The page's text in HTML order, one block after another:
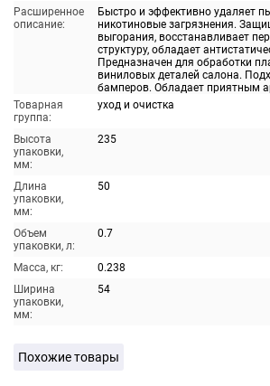
Расширенное
описание:
Быстро и эффективно удаляет
никотиновые загрязнения.
выгорания, восстанавливает
структуру, обладает
Предназначен для обработки
виниловых деталей салона.
бамперов. Обладает приятным
Товарная
группа:
уход и очистка
Высота
упаковки,
мм:
235
Длина
упаковки,
мм:
50
Объем
упаковки, л:
0.7
Масса, кг:
0.238
Ширина
упаковки,
мм:
54
Похожие товары